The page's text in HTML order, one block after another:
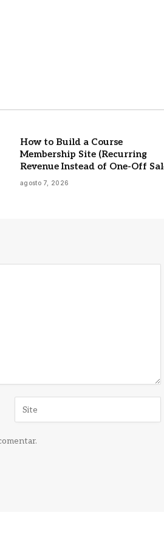
How to Build a Course
Membership Site (Recurring
Revenue Instead of One-Off
agosto 7, 2026